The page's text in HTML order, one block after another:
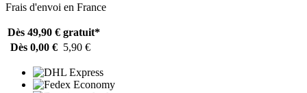
Frais d'envoi en France
Dès 49,90 € gratuit*
Dès 0,00 € 5,90 €